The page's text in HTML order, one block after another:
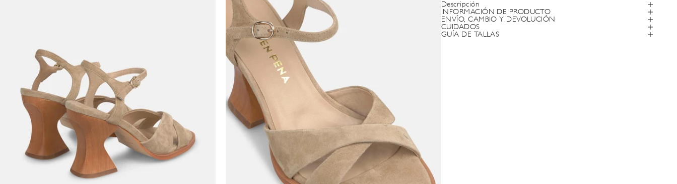
Descripción
INFORMACIÓN DE PRODUCTO
ENVÍO, CAMBIO Y DEVOLUCIÓN
CUIDADOS
GUÍA DE TALLAS